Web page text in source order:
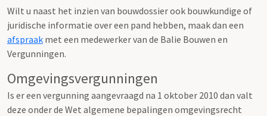
Wilt u naast het inzien van bouwdossier ook bouwkundige of
juridische informatie over een pand hebben, maak dan een
afspraak met een medewerker van de Balie Bouwen en
Vergunningen.
Omgevingsvergunningen
Is er een vergunning aangevraagd na 1 oktober 2010 dan valt
deze onder de Wet algemene bepalingen omgevingsrecht